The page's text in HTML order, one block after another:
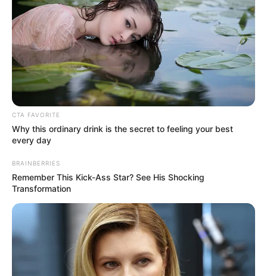
CTA FAVORITE
Why this ordinary drink is the secret to feeling your best
every day
BRAINBERRIES
Remember This Kick-Ass Star? See His Shocking
Transformation